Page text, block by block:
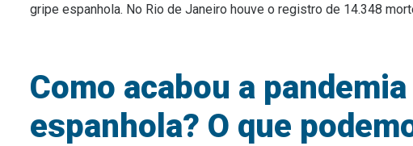
gripe espanhola. No Rio de Janeiro houve o registro de 14.348
Como acabou a
espanhola? O que